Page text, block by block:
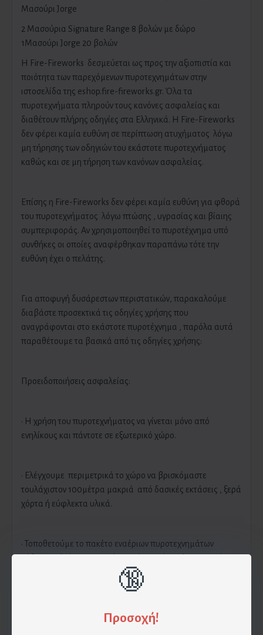
🔞
Προσοχή!
Μασούρι Jorge
2 Μασούρια Signature Range 8 βολών με δώρο
1Μασούρι Jorge 20 βολών
H Fire-Fireworks δεσμεύεται ως προς την αξιοπιστία και
ποιότητα των παρεχόμενων πυροτεχνημάτων στην
ιστοσελίδα της eshop.fire-fireworks.gr. Όλα τα
πυροτεχνήματα πληρούν τους κανόνες ασφαλείας και
διαθέτουν πλήρης οδηγίες στα Ελληνικά. Η Fire-Fireworks
δεν φέρει καμία ευθύνη σε περίπτωση ατυχήματος λόγω
μη τήρησης των οδηγιών του εκάστοτε πυροτεχνήματος
καθώς και σε μη τήρηση των κανόνων ασφαλείας.
Επίσης η Fire-Fireworks δεν φέρει καμία ευθύνη για φθορά
του πυροτεχνήματος λόγω πτώσης , υγρασίας και βίαιης
συμπεριφοράς. Αν χρησιμοποιηθεί το πυροτέχνημα υπό
συνθήκες οι οποίες αναφέρθηκαν παραπάνω τότε την
ευθύνη έχει ο πελάτης.
Για αποφυγή δυσάρεστων περιστατικών, παρακαλούμε
διαβάστε προσεκτικά τις οδηγίες χρήσης που
αναγράφονται στο εκάστοτε πυροτέχνημα , παρόλα αυτά
παραθέτουμε τα βασικά από τις οδηγίες χρήσης:
Προειδοποιήσεις ασφαλείας:
· Η χρήση του πυροτεχνήματος να γίνεται μόνο από
ενηλίκους και πάντοτε σε εξωτερικό χώρο.
· Ελέγχουμε περιμετρικά το χώρο να βρισκόμαστε
τουλάχιστον 100μέτρα μακριά από δασικές εκτάσεις , ξερά
χόρτα ή εύφλεκτα υλικά.
· Τοποθετούμε το πακέτο εναέριων πυροτεχνημάτων
με τα βελάκια να δείχνουν προς τον ουρανό.
· Μην σκίζετε την συσκευασία του πυροτεχνήματος